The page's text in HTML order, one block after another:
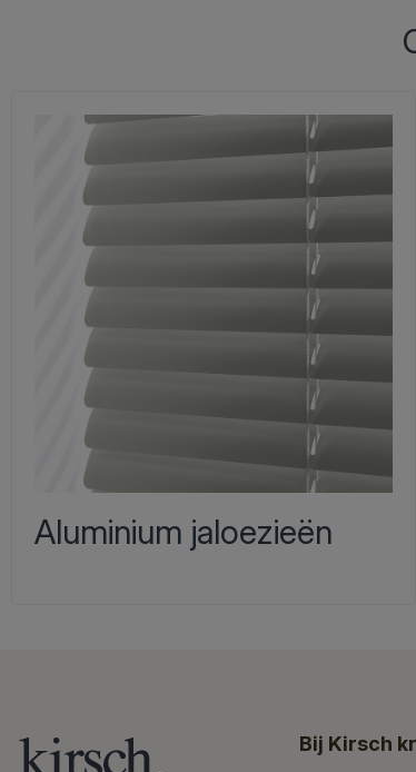
Aluminium jaloezieën
Bij Kirsch